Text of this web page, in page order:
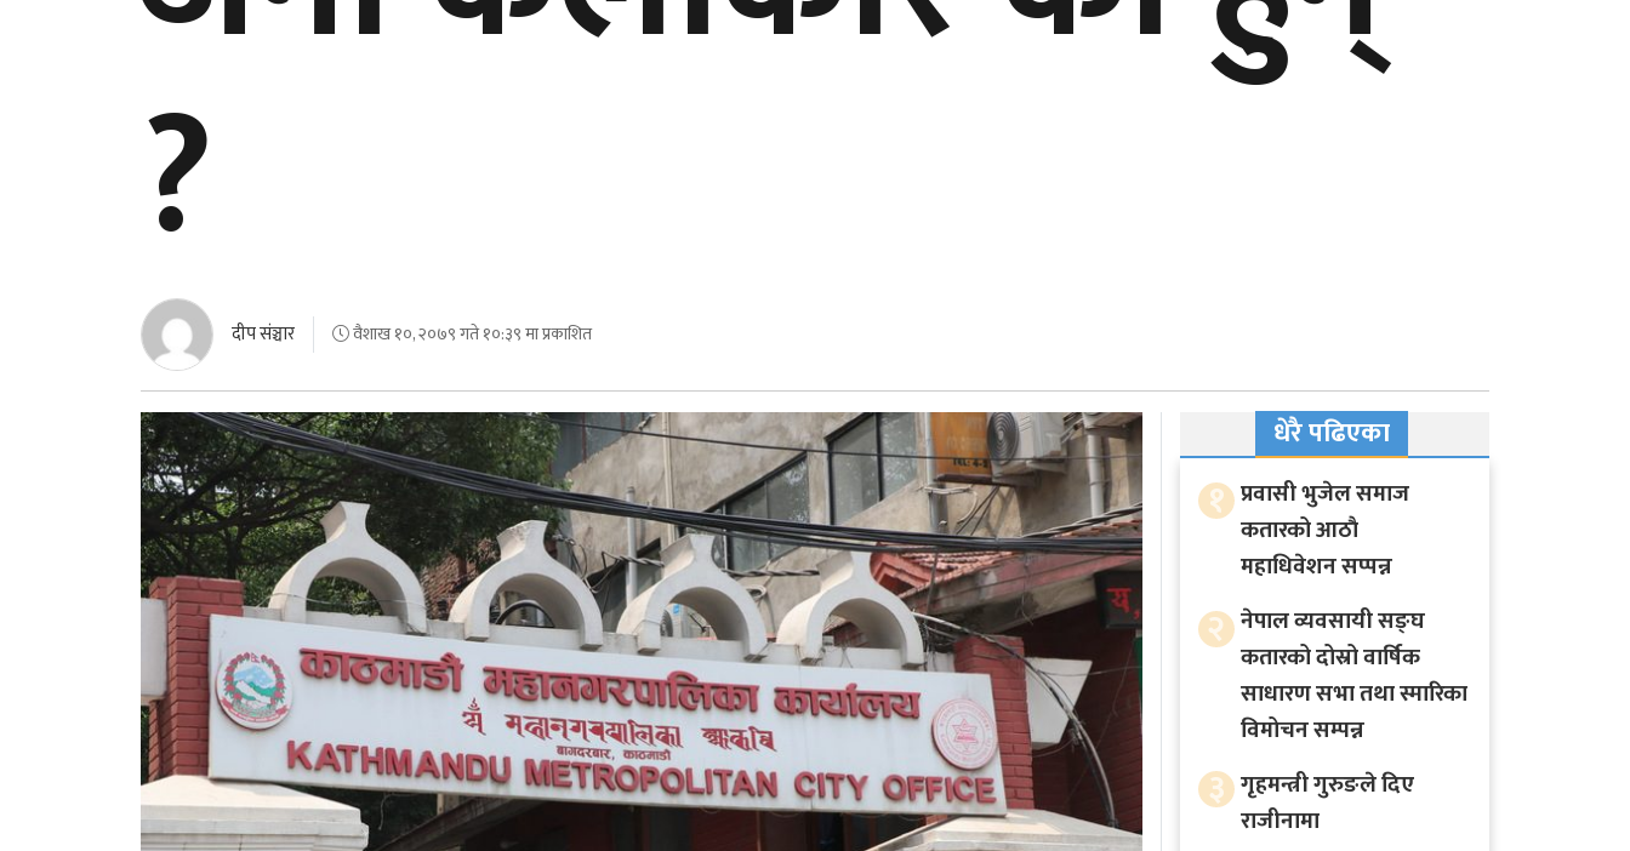
?
दीप संञ्चार वैशाख १०, २०७९ गते १०:३९ मा प्रकाशित
धेरै पढिएका
१ प्रवासी भुजेल समाज
कतारको आठाै
महाधिवेशन सप्पन्न
२ नेपाल व्यवसायी सङ्घ
कतारको दोस्रो वार्षिक
साधारण सभा तथा स्मारिका
विमोचन सम्पन्न
३ गृहमन्त्री गुरुङले दिए
राजीनामा